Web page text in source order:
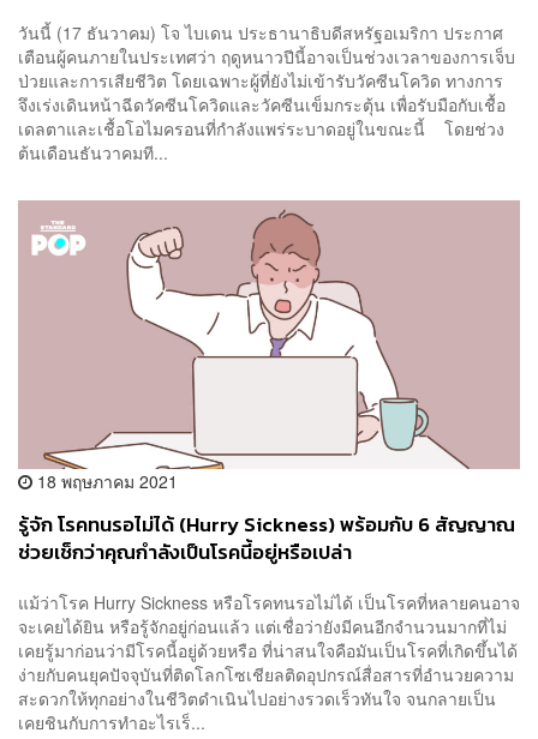
วันนี้ (17 ธันวาคม) โจ ไบเดน ประธานาธิบดีสหรัฐอเมริกา ประกาศ
เตือนผู้คนภายในประเทศว่า ฤดูหนาวปีนี้อาจเป็นช่วงเวลาของการเจ็บ
ป่วยและการเสียชีวิต โดยเฉพาะผู้ที่ยังไม่เข้ารับวัคซีนโควิด ทางการ
จึงเร่งเดินหน้าฉีดวัคซีนโควิดและวัคซีนเข็มกระตุ้น เพื่อรับมือกับเชื้อ
เดลตาและเชื้อโอไมครอนที่กำลังแพร่ระบาดอยู่ในขณะนี้ โดยช่วง
ต้นเดือนธันวาคมที...
18 พฤษภาคม 2021
รู้จัก โรคทนรอไม่ได้ (Hurry Sickness) พร้อมกับ 6 สัญญาณ
ช่วยเช็กว่าคุณกำลังเป็นโรคนี้อยู่หรือเปล่า
แม้ว่าโรค Hurry Sickness หรือโรคทนรอไม่ได้ เป็นโรคที่หลายคนอาจ
จะเคยได้ยิน หรือรู้จักอยู่ก่อนแล้ว แต่เชื่อว่ายังมีคนอีกจำนวนมากที่ไม่
เคยรู้มาก่อนว่ามีโรคนี้อยู่ด้วยหรือ ที่น่าสนใจคือมันเป็นโรคที่เกิดขึ้นได้
ง่ายกับคนยุคปัจจุบันที่ติดโลกโซเชียลติดอุปกรณ์สื่อสารที่อำนวยความ
สะดวกให้ทุกอย่างในชีวิตดำเนินไปอย่างรวดเร็วทันใจ จนกลายเป็น
เคยชินกับการทำอะไรเร็...